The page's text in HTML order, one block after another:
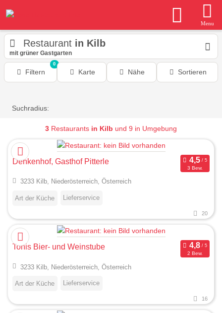
Menu
Restaurant in Kilb
mit grüner Gastgarten
Filtern
0
Karte Nähe Sortieren
Suchradius:
3 Restaurants in Kilb und 9 in Umgebung
Denkenhof, Gasthof Pitterle
3 Bew.
3233 Kilb, Niederösterreich, Österreich
Art der Küche Lieferservice
20
Tonis Bier- und Weinstube
2 Bew.
3233 Kilb, Niederösterreich, Österreich
Art der Küche Lieferservice
16